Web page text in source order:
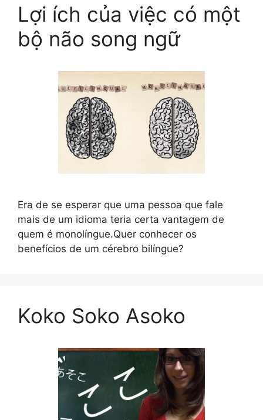
Lợi ích của việc có một
bộ não song ngữ
Era de se esperar que uma pessoa que fale
mais de um idioma teria certa vantagem de
quem é monolíngue.Quer conhecer os
benefícios de um cérebro bilíngue?
Koko Soko Asoko